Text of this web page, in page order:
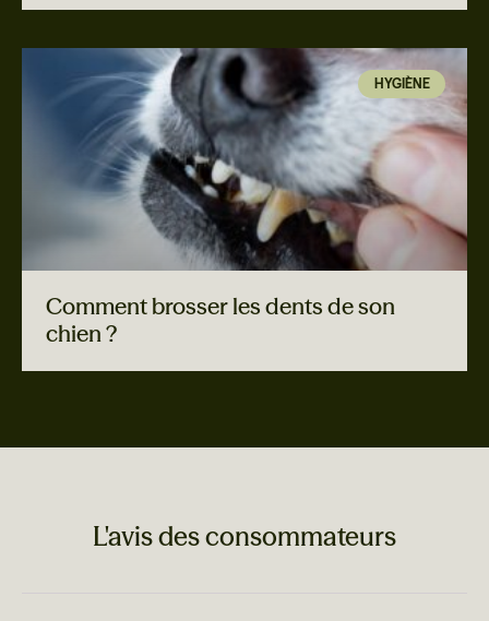
HYGIÈNE
Comment brosser les dents de son
chien ?
L'avis des consommateurs